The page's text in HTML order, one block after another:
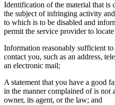
Identification of the material that is
the subject of infringing activity
to which is to be disabled and
permit the service provider to
Information reasonably sufficient
contact you, such as an address,
an electronic mail;
A statement that you have a good
in the manner complained of is not
owner, its agent, or the law; and